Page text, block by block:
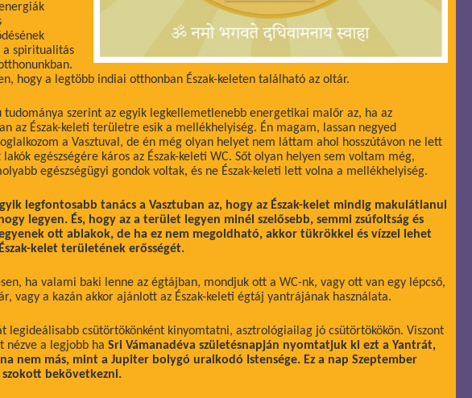
a spiritualitás
hogy a legtöbb indiai otthonban Észak-keleten található az oltár.
tudománya szerint az egyik legkellemetlenebb energetikai malőr az, ha az
az Észak-keleti területre esik a mellékhelyiség. Én magam, lassan negyed
a Vasztuval, de én még olyan helyet nem láttam ahol hosszútávon ne lett
egészségére káros az Észak-keleti WC. Sőt olyan helyen sem voltam még,
egészségügyi gondok voltak, és ne Észak-keleti lett volna a mellékhelyiség.
legfontosabb tanács a Vasztuban az, hogy az Észak-kelet mindig makulátlanul
legyen. És, hogy az a terület legyen minél szelősebb, semmi zsúfoltság és
ott ablakok, de ha ez nem megoldható, akkor tükrökkel és vízzel lehet
kelet területének erősségét.
ha valami baki lenne az égtájban, mondjuk ott a WC-nk, vagy ott van egy lépcső,
vagy a kazán akkor ajánlott az Észak-keleti égtáj yantrájának használata.
legideálisabb csütörtökönként kinyomtatni, asztrológiailag jó csütörtökökön. Viszont
nézve a legjobb ha Sri Vámanadéva születésnapján nyomtatjuk ki ezt a Yantrát,
nem más, mint a Jupiter bolygó uralkodó Istensége. Ez a nap Szeptember
bekövetkezni.